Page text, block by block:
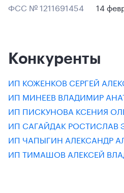
ФСС № 1211691454
14
Конкуренты
ИП КОЖЕНКОВ СЕРГЕЙ
ИП МИНЕЕВ ВЛАДИМИР
ИП ПИСКУНОВА КСЕНИЯ
ИП САГАЙДАК РОСТИСЛАВ
ИП ЧАПЫГИН АЛЕКСАНДР
ИП ТИМАШОВ АЛЕКСЕЙ